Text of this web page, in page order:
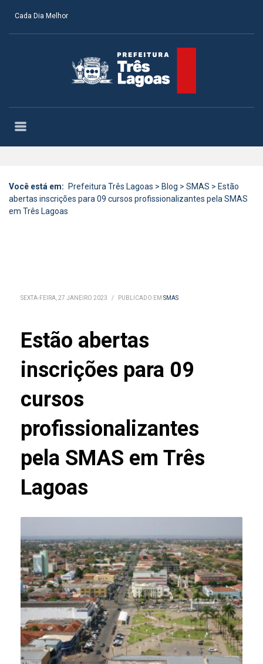
Cada Dia Melhor
Você está em: Prefeitura Três Lagoas > Blog > SMAS > Estão
abertas inscrições para 09 cursos profissionalizantes pela SMAS
em Três Lagoas
SEXTA-FEIRA, 27 JANEIRO 2023 / PUBLICADO EM SMAS
Estão abertas
inscrições para 09
cursos
profissionalizantes
pela SMAS em Três
Lagoas